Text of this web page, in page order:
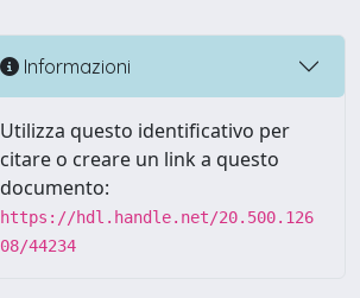
Informazioni
Utilizza questo identificativo per
citare o creare un link a questo
documento:
https://hdl.handle.net/20.500.126
08/44234